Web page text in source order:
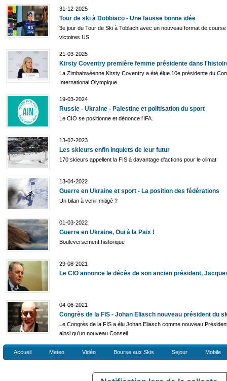
31-12-2025
Tour de ski à Dobbiaco - Une fausse bonne idée
3e jour du Tour de Ski à Toblach avec un nouveau format de
victoires US
21-03-2025
Kirsty Coventry première femme présidente dans
La Zimbabwéenne Kirsty Coventry a été élue 10e présidente du
International Olympique
19-03-2024
Russie - Ukraine - Palestine et politisation du sport
Le CIO se positionne et dénonce l'IFA.
13-02-2023
Les skieurs enfin inquiets de leur futur
170 skieurs appellent la FIS à davantage d’actions pour le climat
13-04-2022
Guerre en Ukraine et sport - La position des fédérations
Un bilan à venir mitigé ?
01-03-2022
Guerre en Ukraine, Oui à la Paix !
Bouleversement historique
29-08-2021
Le CIO annonce le décès de son ancien président,
04-06-2021
Congrès de la FIS - Johan Eliasch nouveau président du
Le Congrès de la FIS a élu Johan Eliasch comme nouveau
ainsi qu’un nouveau Conseil
Accueil Meteo Vidéo Bourse aux Skis Sejour Mobile